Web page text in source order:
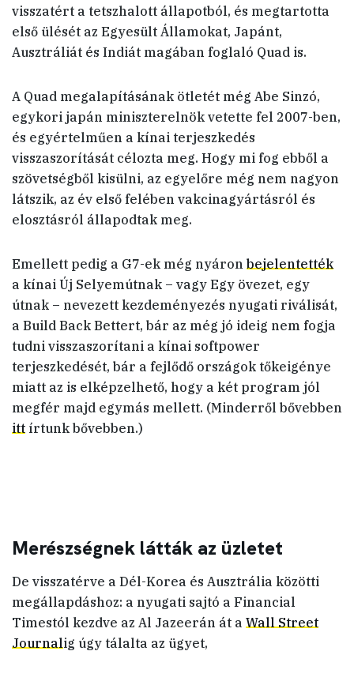
visszatért a tetszhalott állapotból, és megtartotta
első ülését az Egyesült Államokat, Japánt,
Ausztráliát és Indiát magában foglaló Quad is.
A Quad megalapításának ötletét még Abe Sinzó,
egykori japán miniszterelnök vetette fel 2007-ben,
és egyértelműen a kínai terjeszkedés
visszaszorítását célozta meg. Hogy mi fog ebből a
szövetségből kisülni, az egyelőre még nem nagyon
látszik, az év első felében vakcinagyártásról és
elosztásról állapodtak meg.
Emellett pedig a G7-ek még nyáron bejelentették
a kínai Új Selyemútnak – vagy Egy övezet, egy
útnak – nevezett kezdeményezés nyugati riválisát,
a Build Back Bettert, bár az még jó ideig nem fogja
tudni visszaszorítani a kínai softpower
terjeszkedését, bár a fejlődő országok tőkeigénye
miatt az is elképzelhető, hogy a két program jól
megfér majd egymás mellett. (Minderről bővebben
itt írtunk bővebben.)
Merészségnek látták az üzletet
De visszatérve a Dél-Korea és Ausztrália közötti
megállapdáshoz: a nyugati sajtó a Financial
Timestól kezdve az Al Jazeerán át a Wall Street
Journalig úgy tálalta az ügyet,